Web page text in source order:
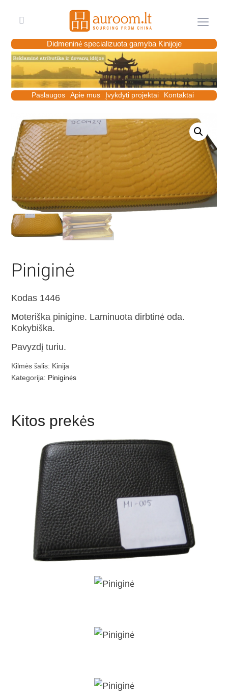
Meniu
Didmeninė specializuota gamyba Kinijoje
Paslaugos Apie mus Įvykdyti projektai Kontaktai
Piniginė
Kodas 1446
Moteriška pinigine. Laminuota dirbtinė oda.
Kokybiška.
Pavyzdį turiu.
Kilmės šalis: Kinija
Kategorija: Piniginės
Kitos prekės
Piniginė